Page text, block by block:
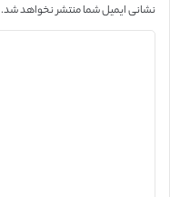
نشانی ایمیل شما منتشر نخواهد شد.